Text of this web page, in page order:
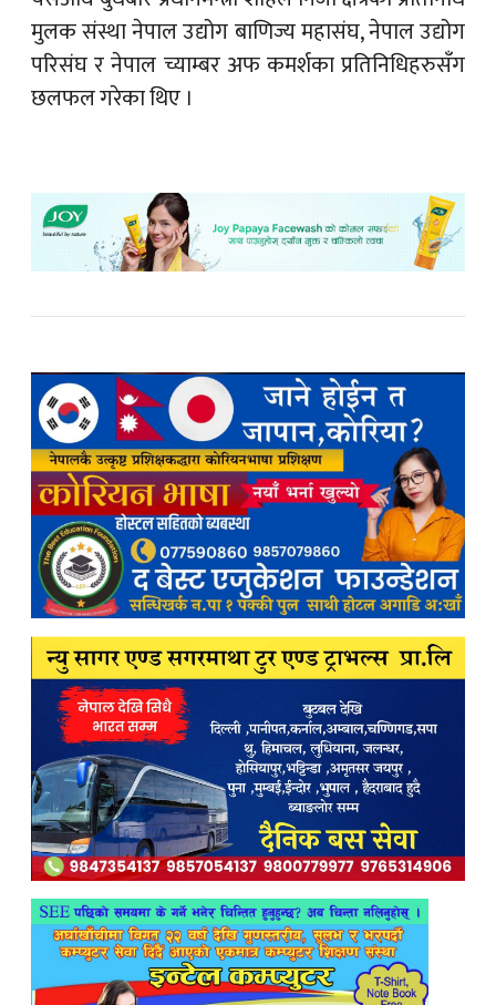
मुलक संस्था नेपाल उद्योग बाणिज्य महासंघ, नेपाल उद्योग
परिसंघ र नेपाल च्याम्बर अफ कमर्शका प्रतिनिधिहरुसँग
छलफल गरेका थिए ।